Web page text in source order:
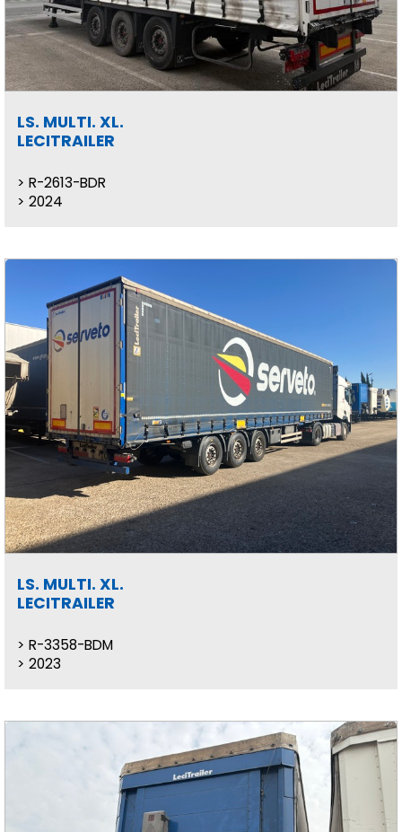
LS. MULTI. XL.
LECITRAILER
R-2613-BDR
2024
LS. MULTI. XL.
LECITRAILER
R-3358-BDM
2023